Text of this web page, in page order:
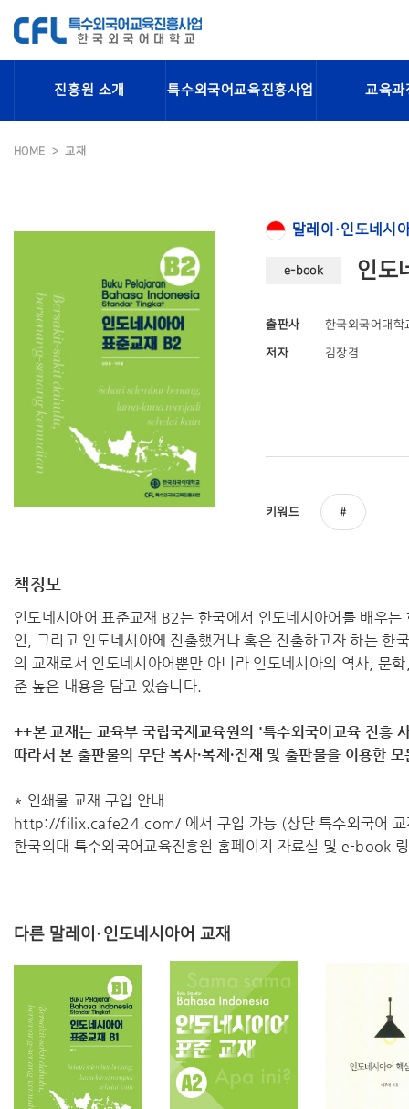
진흥원 소개 특수외국어교육진흥사업 교육과
HOME 교재
말레이·인도네시
e-book 인도
출판사 한국외국어대학
저자 김장겸
키워드
책정보
인도네시아어 표준교재 B2는 한국에서 인도네시아어를 배우
인, 그리고 인도네시아에 진출했거나 혹은 진출하고자 하는 한
의 교재로서 인도네시아어뿐만 아니라 인도네시아의 역사, 문
준 높은 내용을 담고 있습니다.
++본 교재는 교육부 국립국제교육원의 '특수외국어교육 진흥
따라서 ​본 출판물의 무단 복사·복제·전재 및 출판물을 이용한
* 인쇄물 교재 구입 안내
http://filix.cafe24.com/ 에서 구입 가능 (상단 특수외국어 교
한국외대 특수외국어교육진흥원 홈페이지 자료실 및 e-book
다른 말레이·인도네시아어 교재